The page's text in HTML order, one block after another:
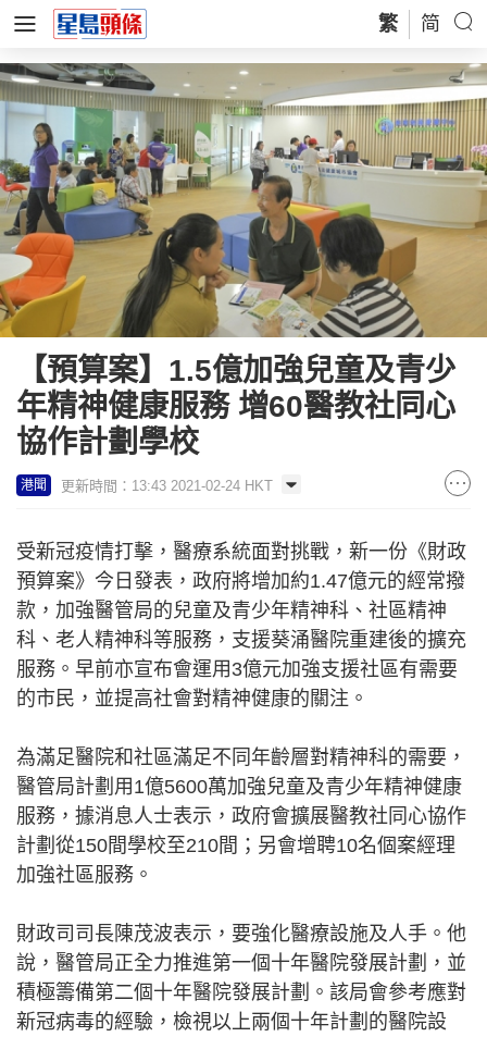
繁 简
【預算案】1.5億加強兒童及青少
年精神健康服務 增60醫教社同心
協作計劃學校
港聞 更新時間：13:43 2021-02-24 HKT
受新冠疫情打擊，醫療系統面對挑戰，新一份《財政
預算案》今日發表，政府將增加約1.47億元的經常撥
款，加強醫管局的兒童及青少年精神科、社區精神
科、老人精神科等服務，支援葵涌醫院重建後的擴充
服務。早前亦宣布會運用3億元加強支援社區有需要
的市民，並提高社會對精神健康的關注。
為滿足醫院和社區滿足不同年齡層對精神科的需要，
醫管局計劃用1億5600萬加強兒童及青少年精神健康
服務，據消息人士表示，政府會擴展醫教社同心協作
計劃從150間學校至210間；另會增聘10名個案經理
加強社區服務。
財政司司長陳茂波表示，要強化醫療設施及人手。他
說，醫管局正全力推進第一個十年醫院發展計劃，並
積極籌備第二個十年醫院發展計劃。該局會參考應對
新冠病毒的經驗，檢視以上兩個十年計劃的醫院設